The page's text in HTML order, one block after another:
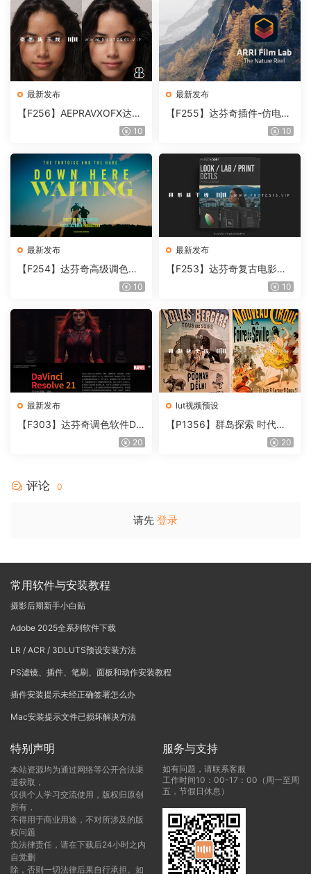
最新发布
【F256】AEPRAVXOFX达芬
奇视频人像磨皮润肤美颜插件
10
最新发布
【F255】达芬奇插件-仿电影
胶片视频调色插件 ARRI Film
10
最新发布
【F254】达芬奇高级调色插
件 Contour V2.2.2 WinMac10
最新发布
【F253】达芬奇复古电影胶
片质感DCTL节点调色预设 M
T V4.0
10
最新发布
【F303】达芬奇调色软件Da
Vinci Resolve Studio21.0.320
lut视频预设
【P1356】群岛探索 时代马
戏团 – QUEST 60 调色预设A
20
评论 0
请先 登录
常用软件与安装教程
摄影后期新手小白贴
Adobe 2025全系列软件下载
LR / ACR / 3DLUTS预设安装方法
PS滤镜、插件、笔刷、面板和动作安装教程
插件安装提示未经正确签署怎么办
Mac安装提示文件已损坏解决方法
特别声明
本站资源均为通过网络等公开合法渠
道获取，
仅供个人学习交流使用，版权归原创
所有，
不得用于商业用途，不对所涉及的版
权问题
负法律责任，请在下载后24小时之内
自觉删
除，否则一切法律后果自行承担。如
服务与支持
如有问题，请联系客服
工作时间10：00-17：00（周一至周
五，节假日休息）